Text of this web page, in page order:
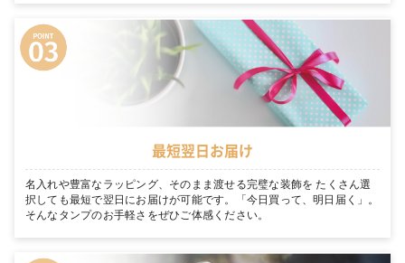
最短翌日お届け
名入れや豊富なラッピング、そのまま渡せる完璧な装飾を たくさん選
択しても最短で翌日にお届けが可能です。「今日買って、明日届く」。
そんなタンプのお手軽さをぜひご体感ください。